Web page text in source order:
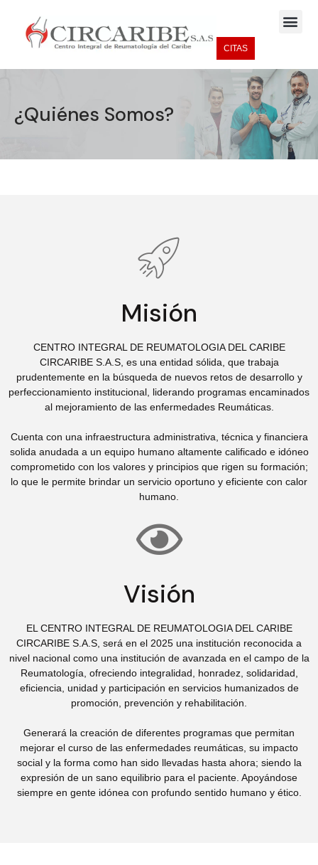
CITAS
¿Quiénes Somos?
Misión
CENTRO INTEGRAL DE REUMATOLOGIA DEL CARIBE
CIRCARIBE S.A.S, es una entidad sólida, que trabaja
prudentemente en la búsqueda de nuevos retos de desarrollo y
perfeccionamiento institucional, liderando programas encaminados
al mejoramiento de las enfermedades Reumáticas.
Cuenta con una infraestructura administrativa, técnica y financiera
solida anudada a un equipo humano altamente calificado e idóneo
comprometido con los valores y principios que rigen su formación;
lo que le permite brindar un servicio oportuno y eficiente con calor
humano.
Visión
EL CENTRO INTEGRAL DE REUMATOLOGIA DEL CARIBE
CIRCARIBE S.A.S, será en el 2025 una institución reconocida a
nivel nacional como una institución de avanzada en el campo de la
Reumatología, ofreciendo integralidad, honradez, solidaridad,
eficiencia, unidad y participación en servicios humanizados de
promoción, prevención y rehabilitación.
Generará la creación de diferentes programas que permitan
mejorar el curso de las enfermedades reumáticas, su impacto
social y la forma como han sido llevadas hasta ahora; siendo la
expresión de un sano equilibrio para el paciente. Apoyándose
siempre en gente idónea con profundo sentido humano y ético.